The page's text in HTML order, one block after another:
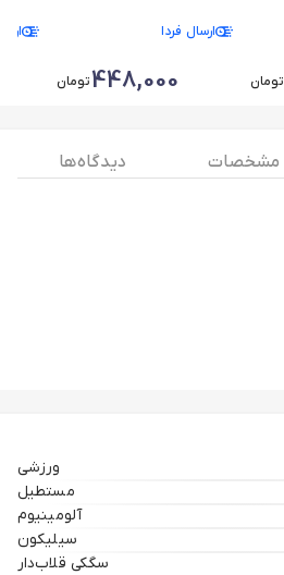
تومان
ارسال فردا
448,000تومان
مشخصات
دیدگاه ها
ورزشی
مستطیل
آلومینیوم
سیلیکون
سگکی قلاب‌دار